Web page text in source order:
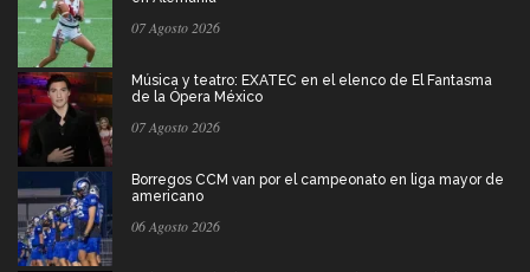
07 Agosto 2026
Música y teatro: EXATEC en el elenco de El Fantasma
de la Ópera México
07 Agosto 2026
Borregos CCM van por el campeonato en liga mayor de
americano
06 Agosto 2026